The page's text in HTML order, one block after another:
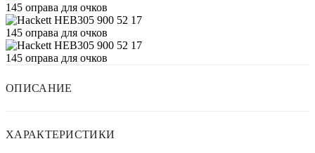
ОПИСАНИЕ
ХАРАКТЕРИСТИКИ